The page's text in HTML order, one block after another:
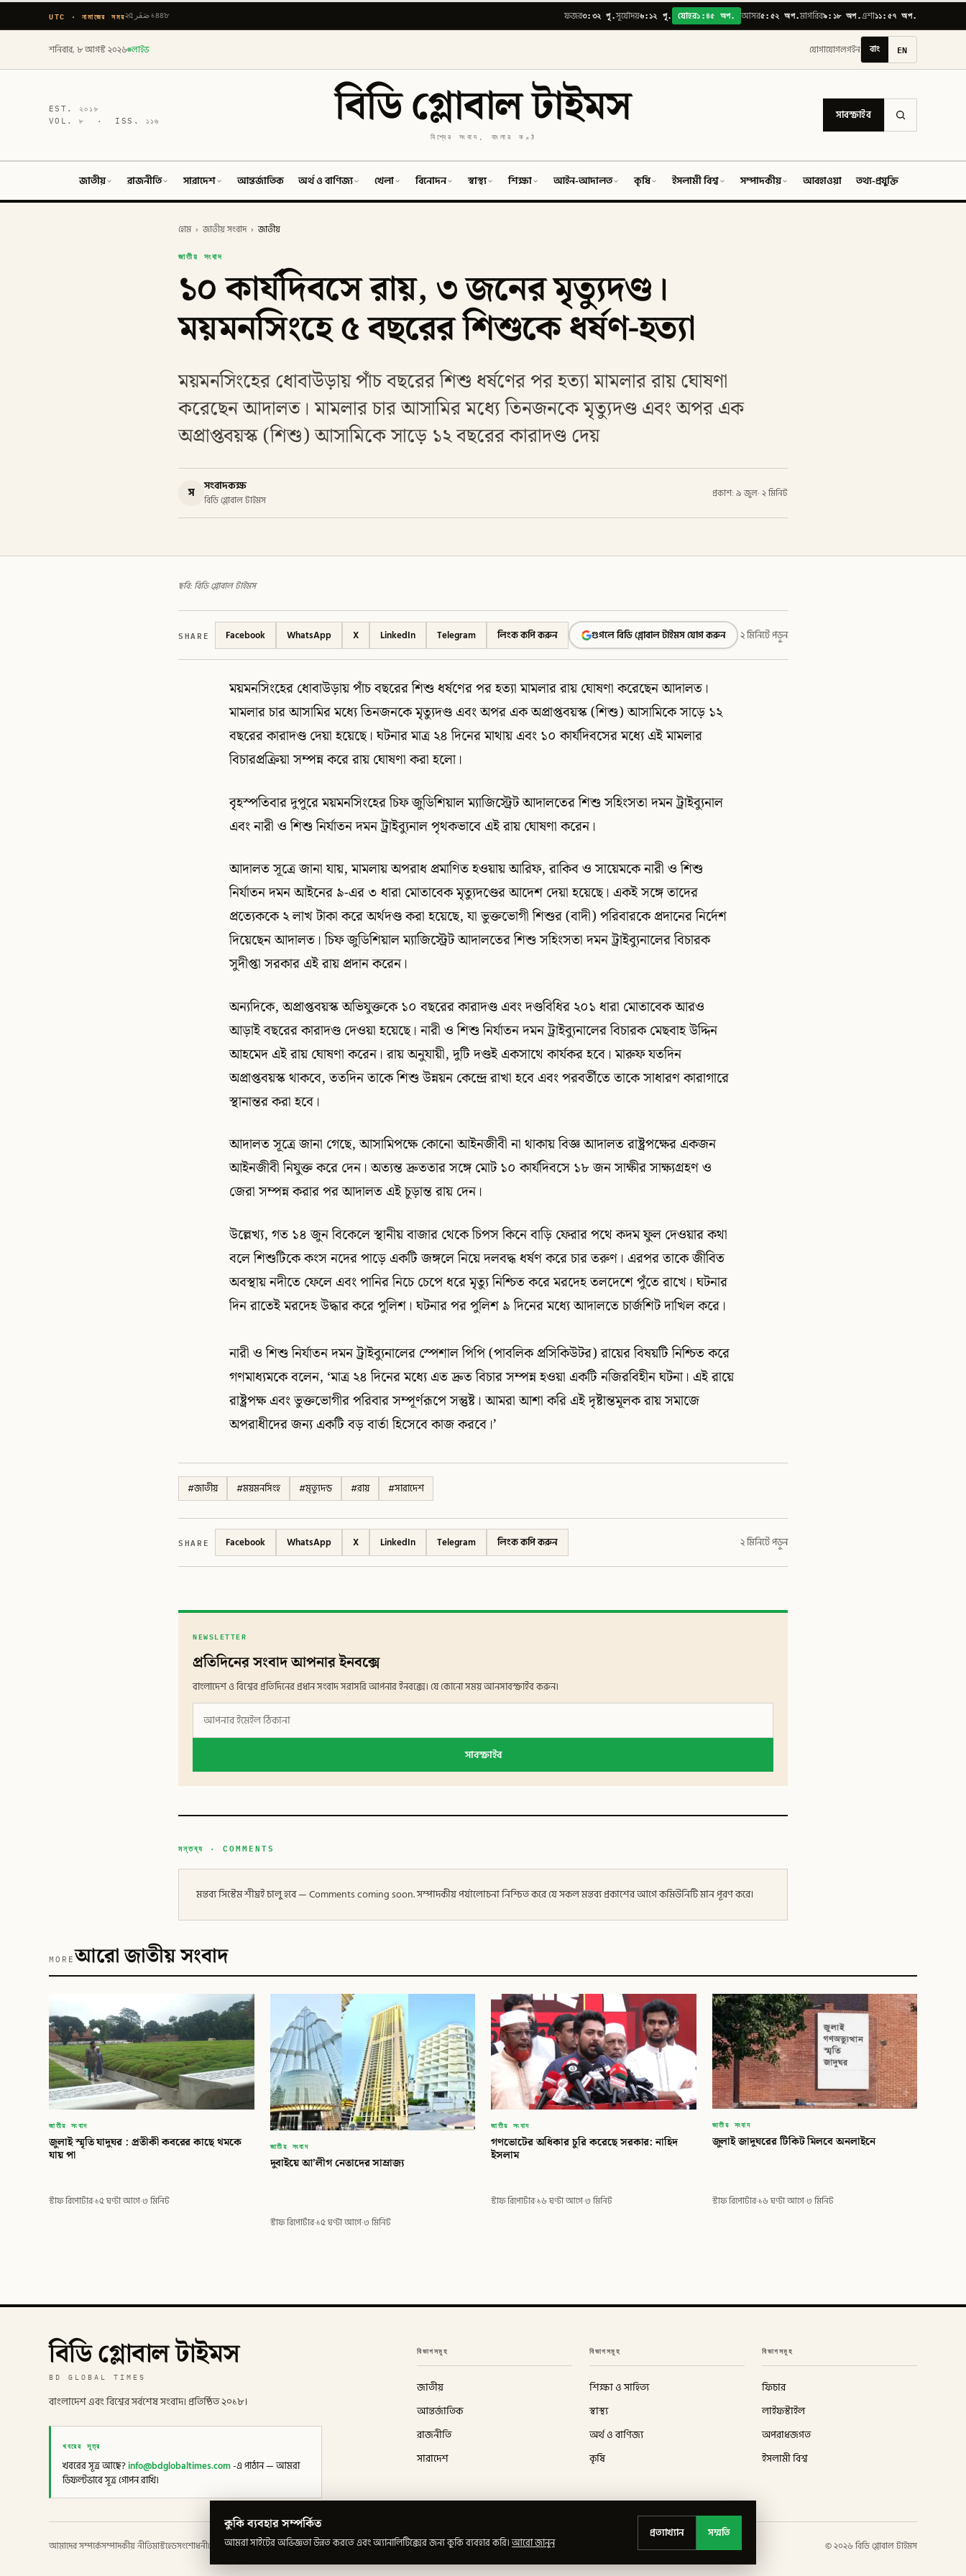
UTC · নামাজের সময় ২৫ صَفَر ১৪৪৮ ফজর৩:৩২ পূ.সূর্যোদয়৬:১২ পূ. যোহর১:৪৫ অপ. আসর৫:৫২ অপ.মাগরিব৯:১৮ অপ.এশা১১:৫৭ অপ.
শনিবার, ৮ আগস্ট ২০২৬ লাইভ যোগাযোগলগইন বাং EN
EST.২০১৮
VOL.৮ · ISS. ১১৬ বিডি গ্লোবাল টাইমস
বিশ্বের সংবাদ, বাংলার কণ্ঠ
সাবস্ক্রাইব
জাতীয় রাজনীতি সারাদেশ আন্তর্জাতিক অর্থ ও বাণিজ্য খেলা বিনোদন স্বাস্থ্য শিক্ষা আইন-আদালত কৃষি ইসলামী বিশ্ব সম্পাদকীয় আবহাওয়া তথ্য-প্রযুক্তি
হোম › জাতীয় সংবাদ › জাতীয়
জাতীয় সংবাদ
১০ কার্যদিবসে রায়, ৩ জনের মৃত্যুদণ্ড।
ময়মনসিংহে ৫ বছরের শিশুকে ধর্ষণ-হত্যা
ময়মনসিংহের ধোবাউড়ায় পাঁচ বছরের শিশু ধর্ষণের পর হত্যা মামলার রায় ঘোষণা
করেছেন আদালত। মামলার চার আসামির মধ্যে তিনজনকে মৃত্যুদণ্ড এবং অপর এক
অপ্রাপ্তবয়স্ক (শিশু) আসামিকে সাড়ে ১২ বছরের কারাদণ্ড দেয়
স সংবাদকক্ষ
বিডি গ্লোবাল টাইমস
প্রকাশ: ৯ জুল· ২ মিনিট
ছবি: বিডি গ্লোবাল টাইমস
SHARE Facebook WhatsApp X LinkedIn Telegram লিংক কপি করুন গুগলে বিডি গ্লোবাল টাইমস যোগ করুন ২ মিনিটে পড়ুন
ময়মনসিংহের ধোবাউড়ায় পাঁচ বছরের শিশু ধর্ষণের পর হত্যা মামলার রায় ঘোষণা করেছেন আদালত।
মামলার চার আসামির মধ্যে তিনজনকে মৃত্যুদণ্ড এবং অপর এক অপ্রাপ্তবয়স্ক (শিশু) আসামিকে সাড়ে ১২
বছরের কারাদণ্ড দেয়া হয়েছে। ঘটনার মাত্র ২৪ দিনের মাথায় এবং ১০ কার্যদিবসের মধ্যে এই মামলার
বিচারপ্রক্রিয়া সম্পন্ন করে রায় ঘোষণা করা হলো।
বৃহস্পতিবার দুপুরে ময়মনসিংহের চিফ জুডিশিয়াল ম্যাজিস্ট্রেট আদালতের শিশু সহিংসতা দমন ট্রাইব্যুনাল
এবং নারী ও শিশু নির্যাতন দমন ট্রাইব্যুনাল পৃথকভাবে এই রায় ঘোষণা করেন।
আদালত সূত্রে জানা যায়, মামলায় অপরাধ প্রমাণিত হওয়ায় আরিফ, রাকিব ও সায়েমকে নারী ও শিশু
নির্যাতন দমন আইনের ৯-এর ৩ ধারা মোতাবেক মৃত্যুদণ্ডের আদেশ দেয়া হয়েছে। একই সঙ্গে তাদের
প্রত্যেককে ২ লাখ টাকা করে অর্থদণ্ড করা হয়েছে, যা ভুক্তভোগী শিশুর (বাদী) পরিবারকে প্রদানের নির্দেশ
দিয়েছেন আদালত। চিফ জুডিশিয়াল ম্যাজিস্ট্রেট আদালতের শিশু সহিংসতা দমন ট্রাইব্যুনালের বিচারক
সুদীপ্তা সরকার এই রায় প্রদান করেন।
অন্যদিকে, অপ্রাপ্তবয়স্ক অভিযুক্তকে ১০ বছরের কারাদণ্ড এবং দণ্ডবিধির ২০১ ধারা মোতাবেক আরও
আড়াই বছরের কারাদণ্ড দেওয়া হয়েছে। নারী ও শিশু নির্যাতন দমন ট্রাইব্যুনালের বিচারক মেছবাহ উদ্দিন
আহমেদ এই রায় ঘোষণা করেন। রায় অনুযায়ী, দুটি দণ্ডই একসাথে কার্যকর হবে। মারুফ যতদিন
অপ্রাপ্তবয়স্ক থাকবে, ততদিন তাকে শিশু উন্নয়ন কেন্দ্রে রাখা হবে এবং পরবর্তীতে তাকে সাধারণ কারাগারে
স্থানান্তর করা হবে।
আদালত সূত্রে জানা গেছে, আসামিপক্ষে কোনো আইনজীবী না থাকায় বিজ্ঞ আদালত রাষ্ট্রপক্ষের একজন
আইনজীবী নিযুক্ত করে দেন। অত্যন্ত দ্রুততার সঙ্গে মোট ১০ কার্যদিবসে ১৮ জন সাক্ষীর সাক্ষ্যগ্রহণ ও
জেরা সম্পন্ন করার পর আদালত এই চূড়ান্ত রায় দেন।
উল্লেখ্য, গত ১৪ জুন বিকেলে স্থানীয় বাজার থেকে চিপস কিনে বাড়ি ফেরার পথে কদম ফুল দেওয়ার কথা
বলে শিশুটিকে কংস নদের পাড়ে একটি জঙ্গলে নিয়ে দলবদ্ধ ধর্ষণ করে চার তরুণ। এরপর তাকে জীবিত
অবস্থায় নদীতে ফেলে এবং পানির নিচে চেপে ধরে মৃত্যু নিশ্চিত করে মরদেহ তলদেশে পুঁতে রাখে। ঘটনার
দিন রাতেই মরদেহ উদ্ধার করে পুলিশ। ঘটনার পর পুলিশ ৯ দিনের মধ্যে আদালতে চার্জশিট দাখিল করে।
নারী ও শিশু নির্যাতন দমন ট্রাইব্যুনালের স্পেশাল পিপি (পাবলিক প্রসিকিউটর) রায়ের বিষয়টি নিশ্চিত করে
গণমাধ্যমকে বলেন, ‘মাত্র ২৪ দিনের মধ্যে এত দ্রুত বিচার সম্পন্ন হওয়া একটি নজিরবিহীন ঘটনা। এই রায়ে
রাষ্ট্রপক্ষ এবং ভুক্তভোগীর পরিবার সম্পূর্ণরূপে সন্তুষ্ট। আমরা আশা করি এই দৃষ্টান্তমূলক রায় সমাজে
অপরাধীদের জন্য একটি বড় বার্তা হিসেবে কাজ করবে।’
#জাতীয় #ময়মনসিংহ #মৃত্যুদন্ড #রায় #সারাদেশ
SHARE Facebook WhatsApp X LinkedIn Telegram লিংক কপি করুন ২ মিনিটে পড়ুন
NEWSLETTER
প্রতিদিনের সংবাদ আপনার ইনবক্সে
বাংলাদেশ ও বিশ্বের প্রতিদিনের প্রধান সংবাদ সরাসরি আপনার ইনবক্সে। যে কোনো সময় আনসাবস্ক্রাইব করুন।
সাবস্ক্রাইব
মন্তব্য · COMMENTS
মন্তব্য সিস্টেম শীঘ্রই চালু হবে — Comments coming soon. সম্পাদকীয় পর্যালোচনা নিশ্চিত করে যে সকল মন্তব্য প্রকাশের আগে কমিউনিটি মান পূরণ করে।
MOREআরো জাতীয় সংবাদ
জাতীয় সংবাদ
জুলাই স্মৃতি যাদুঘর : প্রতীকী কবরের কাছে থমকে
যায় পা
স্টাফ রিপোর্টার·১৫ ঘণ্টা আগে·৩ মিনিট
জাতীয় সংবাদ
দুবাইয়ে আ’লীগ নেতাদের সাম্রাজ্য
স্টাফ রিপোর্টার·১৫ ঘণ্টা আগে·৩ মিনিট
জাতীয় সংবাদ
গণভোটের অধিকার চুরি করেছে সরকার: নাহিদ
ইসলাম
স্টাফ রিপোর্টার·১৬ ঘণ্টা আগে·৩ মিনিট
জাতীয় সংবাদ
জুলাই জাদুঘরের টিকিট মিলবে অনলাইনে
স্টাফ রিপোর্টার·১৬ ঘণ্টা আগে·৩ মিনিট
বিডি গ্লোবাল টাইমস
BD GLOBAL TIMES
বাংলাদেশ এবং বিশ্বের সর্বশেষ সংবাদ। প্রতিষ্ঠিত ২০১৮।
খবরের সূত্র
খবরের সূত্র আছে?info@bdglobaltimes.com-এ পাঠান — আমরা
ডিফল্টভাবে সূত্র গোপন রাখি।
বিভাগসমূহ
জাতীয়
আন্তর্জাতিক
রাজনীতি
সারাদেশ
বিভাগসমূহ
শিক্ষা ও সাহিত্য
স্বাস্থ্য
অর্থ ও বাণিজ্য
কৃষি
বিভাগসমূহ
ফিচার
লাইফস্টাইল
অপরাধজগত
ইসলামী বিশ্ব
আমাদের সম্পর্কেসম্পাদকীয় নীতিমাস্টহেডসংশোধনীগোপনীয়তাশর্তাবলী ©২০২৬ বিডি গ্লোবাল টাইমস
কুকি ব্যবহার সম্পর্কিত
আমরা সাইটের অভিজ্ঞতা উন্নত করতে এবং অ্যানালিটিক্সের জন্য কুকি ব্যবহার করি।আরো জানুন
প্রত্যাখ্যান সম্মতি